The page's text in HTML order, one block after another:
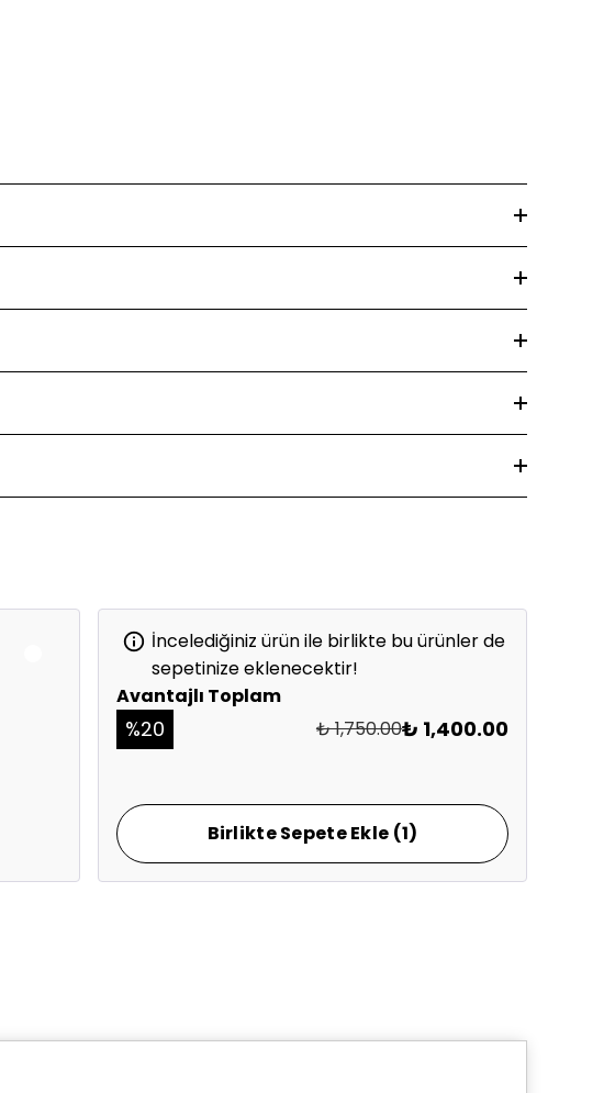
İncelediğiniz ürün ile birlikte bu ürünler de
sepetinize eklenecektir!
Avantajlı Toplam
%20 ₺ 1,750.00₺ 1,400.00
Birlikte Sepete Ekle (1)